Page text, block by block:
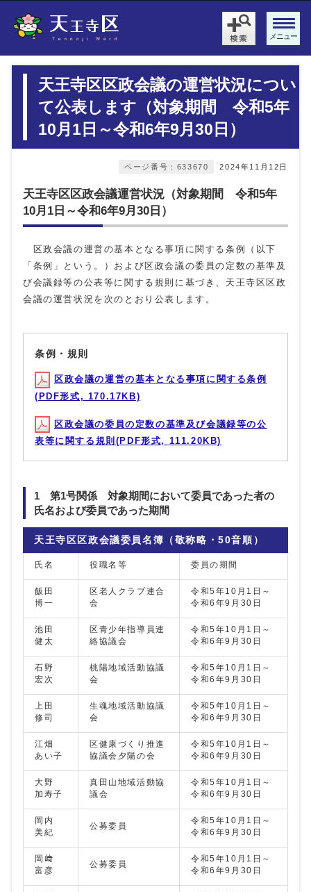
メニュー
天王寺区区政会議の運営状況につい
て公表します（対象期間 令和5年
10月1日～令和6年9月30日）
2024年11月12日
ページ番号：633670
天王寺区区政会議運営状況（対象期間 令和5年
10月1日～令和6年9月30日）
区政会議の運営の基本となる事項に関する条例（以下
「条例」という。）および区政会議の委員の定数の基準及
び会議録等の公表等に関する規則に基づき、天王寺区区政
会議の運営状況を次のとおり公表します。
条例・規則
区政会議の運営の基本となる事項に関する条例
(PDF形式, 170.17KB)
区政会議の委員の定数の基準及び会議録等の公
表等に関する規則(PDF形式, 111.20KB)
1 第1号関係 対象期間において委員であった者の
氏名および委員であった期間
天王寺区区政会議委員名簿（敬称略・50音順）
氏名 役職名等 委員の期間
飯田
博一
区老人クラブ連合
会
令和5年10月1日～
令和6年9月30日
池田
健太
区青少年指導員連
絡協議会
令和5年10月1日～
令和6年9月30日
石野
宏次
桃陽地域活動協議
会
令和5年10月1日～
令和6年9月30日
上田
修司
生魂地域活動協議
会
令和5年10月1日～
令和6年9月30日
江畑
あい子
区健康づくり推進
協議会夕陽の会
令和5年10月1日～
令和6年9月30日
大野
加寿子
真田山地域活動協
議会
令和5年10月1日～
令和6年9月30日
岡内
美紀
公募委員
令和5年10月1日～
令和6年9月30日
岡﨑
富彦
公募委員
令和5年10月1日～
令和6年9月30日